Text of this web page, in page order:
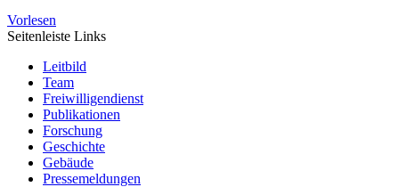
Vorlesen
Seitenleiste Links
Leitbild
Team
Freiwilligendienst
Publikationen
Forschung
Geschichte
Gebäude
Pressemeldungen